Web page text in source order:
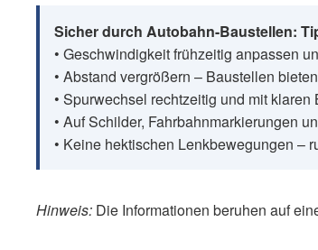
Sicher durch Autobahn-Baustellen:
• Geschwindigkeit frühzeitig anpassen
• Abstand vergrößern – Baustellen
• Spurwechsel rechtzeitig und mit
• Auf Schilder, Fahrbahnmarkierungen
• Keine hektischen Lenkbewegungen –
Hinweis: Die Informationen beruhen auf